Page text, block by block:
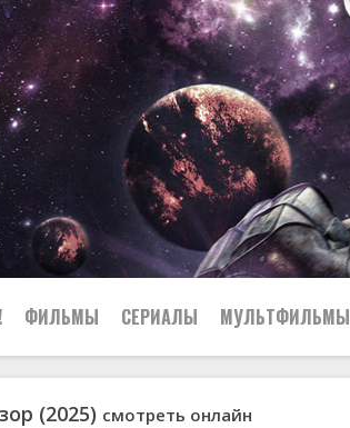
ФИЛЬМЫ СЕРИАЛЫ МУЛЬТФИЛЬМЫ
(2025) смотреть онлайн